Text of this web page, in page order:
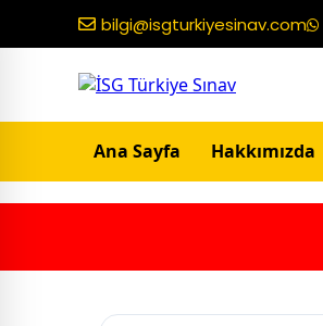
bilgi@isgturkiyesinav.com
Ana Sayfa Hakkımızda